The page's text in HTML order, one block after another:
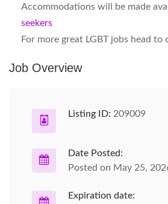
Accommodations will be made
seekers
For more great LGBT jobs head to
Job Overview
Listing ID: 209009
Date Posted:
Posted on May 25,
Expiration date: